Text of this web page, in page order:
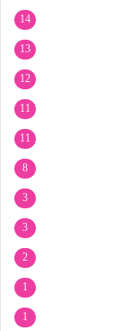
14
13
12
11
11
8
3
3
2
1
1